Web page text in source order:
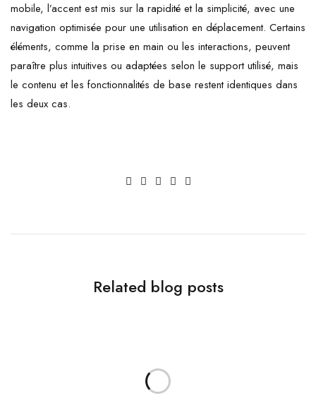
mobile, l’accent est mis sur la rapidité et la simplicité, avec une
navigation optimisée pour une utilisation en déplacement. Certains
éléments, comme la prise en main ou les interactions, peuvent
paraître plus intuitives ou adaptées selon le support utilisé, mais
le contenu et les fonctionnalités de base restent identiques dans
les deux cas.
Related blog posts